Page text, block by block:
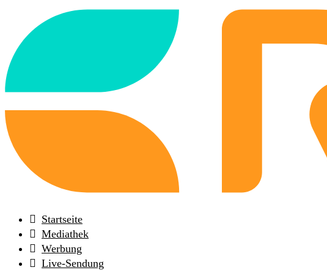
frontpage
Startseite
Mediathek
Werbung
Live-Sendung